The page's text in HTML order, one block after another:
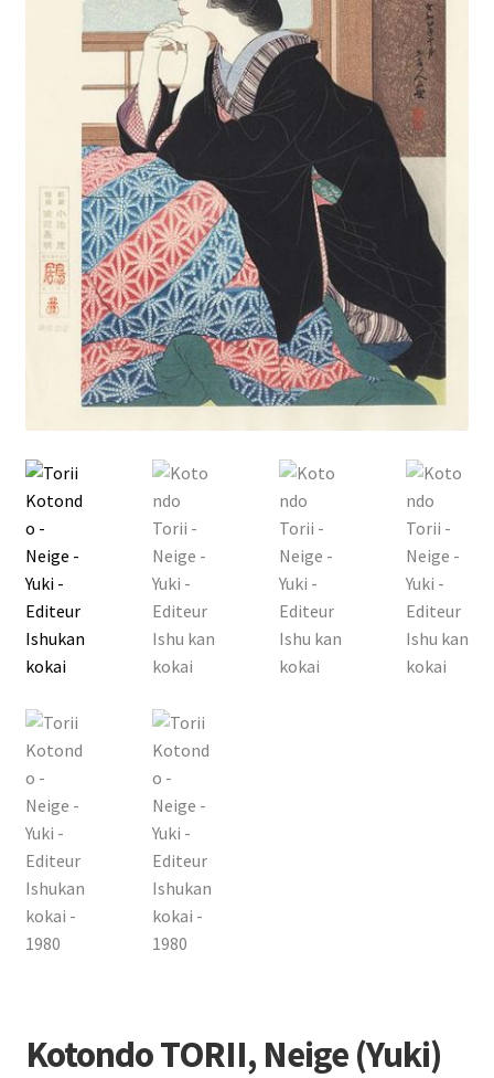
Kotondo TORII, Neige (Yuki)